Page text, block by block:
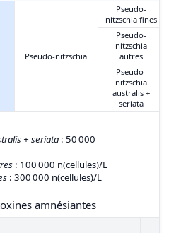
Pseudo-nitzschia
Pseudo-
nitzschia fines
Pseudo-
nitzschia
autres
Pseudo-
nitzschia
australis +
seriata
+ seriata : 50 000
: 100 000 n(cellules)/L
: 300 000 n(cellules)/L
amnésiantes